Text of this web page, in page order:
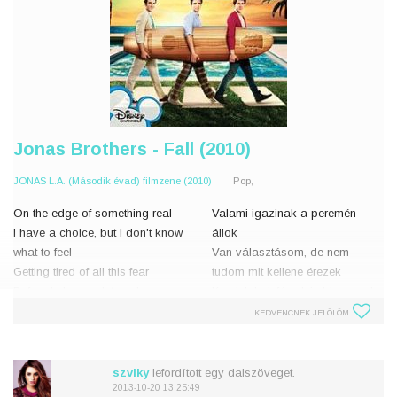
Jonas Brothers - Fall (2010)
JONAS L.A. (Második évad) filmzene (2010) Pop,
On the edge of something real
I have a choice, but I don't know
what to feel
Getting tired of all this fear
Caus
Valami igazinak a peremén
állok
Van választásom, de nem
tudom mit kellene érezek
félelembe
Mondd, hogy ott le
KEDVENCNEK JELÖLÖM
szvikylefordított egy dalszöveget.
2013-10-20 13:25:49